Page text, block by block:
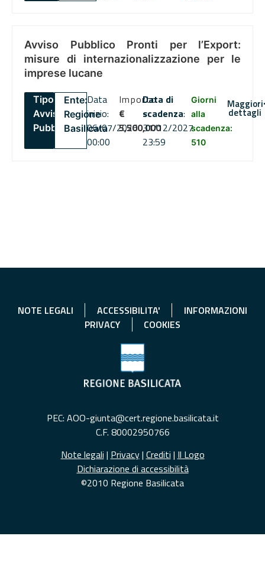
Avviso Pubblico Pronti per l’Export:
misure di internazionalizzazione per le
imprese lucane
Tipo:
Avviso
Pubblico
Ente:
Regione
Basilicata
Data
inizio:
06/07/2026
00:00
Importo
€
5,500,000
Data di
scadenza:
31/12/2027
23:59
Giorni
alla
scadenza:
510
Maggiori
dettagli
NOTE LEGALI ACCESSIBILITA'
INFORMAZIONI
PRIVACY
COOKIES
PEC: AOO-giunta@cert.regione.basilicata.it
C.F. 80002950766
Note legali | Privacy| Crediti | Il Logo
Dichiarazione di accessibilità
©2010 Regione Basilicata